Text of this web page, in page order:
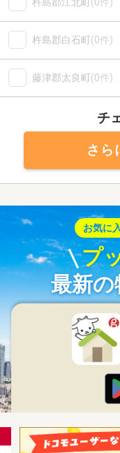
杵島郡白石町(0件)
藤津郡太良町(0件)
チ
さら
お気に
プ
最新の